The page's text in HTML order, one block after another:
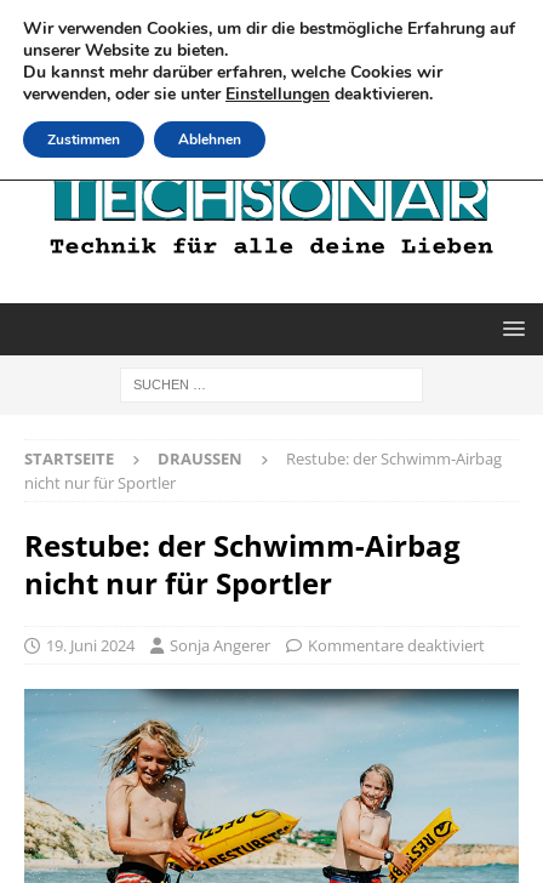
STARTSEITE DRAUSSEN
Restube: der Schwimm-Airbag
nicht nur für Sportler
Restube: der Schwimm-Airbag
nicht nur für Sportler
19. Juni 2024 Sonja Angerer Kommentare deaktiviert
Wir verwenden Cookies, um dir die bestmögliche Erfahrung auf
unserer Website zu bieten.
Du kannst mehr darüber erfahren, welche Cookies wir
verwenden, oder sie unter Einstellungen deaktivieren.
Zustimmen Ablehnen